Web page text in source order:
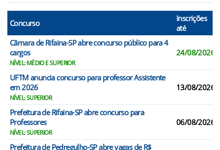
Concurso
Inscrições
até
Câmara de Rifaina-SP abre concurso público para 4
cargos
NÍVEL: MÉDIO E SUPERIOR
24/08/2026
UFTM anuncia concurso para professor Assistente
em 2026
NÍVEL: SUPERIOR
13/08/2026
Prefeitura de Rifaina-SP abre concurso para
Professores
NÍVEL: SUPERIOR
06/08/2026
Prefeitura de Pedregulho-SP abre vagas de R$